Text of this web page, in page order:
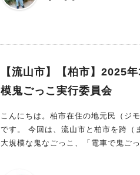
【流山市】【柏市】2025
模鬼ごっこ実行委員会
こんにちは。柏市在住の地元民（ジ
です。 今回は、流山市と柏市を跨（また）いで行われる、電車やバスなどの公共交通機関を利用した
大規模な鬼なごっこ、「電車で鬼ご